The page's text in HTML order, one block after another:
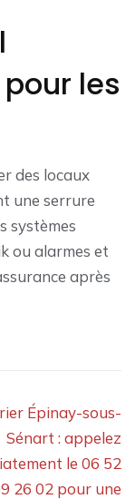
les
des locaux
une serrure
systèmes
ou alarmes et
après
Épinay-sous-
Sénart : appelez
le 06 52
26 02 pour une